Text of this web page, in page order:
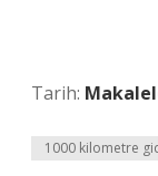
Tarih:
1000 kilometre